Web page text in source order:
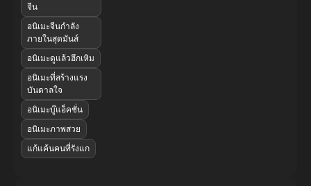
จีน
อนิเมะจีนกำลัง
ภายในสุดมันส์
อนิเมะดูแล้วฮึกเหิม
อนิเมะที่สร้างแรง
บันดาลใจ
อนิเมะบู๊แอ็คชั่น
อนิเมะภาพสวย
แก้แค้นคนที่รังแก